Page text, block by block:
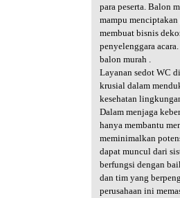
para peserta. Balon
mampu
membuat bisnis
penyelenggara acara.
balon murah .
Layanan sedot WC
krusial dalam
kesehatan
Dalam menjaga
hanya membantu
meminimalkan
dapat muncul dari
berfungsi dengan
dan tim yang
perusahaan ini